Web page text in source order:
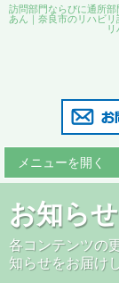
訪問部門ならびに通所
あん｜奈良市のリハビ
メニューを開く
こうあん診療所
リハビリこうあ
訪問リハビリ
お知らせ
各コンテンツの
知らせをお届け